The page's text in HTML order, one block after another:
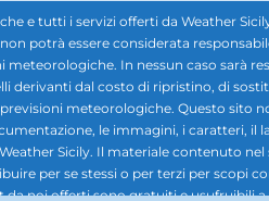
e tutti i servizi offerti da Weather
potrà essere considerata
meteorologiche. In nessun caso sarà
derivanti dal costo di ripristino, di
meteorologiche. Questo
le immagini, i
Sicily. Il materiale contenuto
per se stessi o per terzi per scopi
noi offerti sono gratuiti e usufruibili